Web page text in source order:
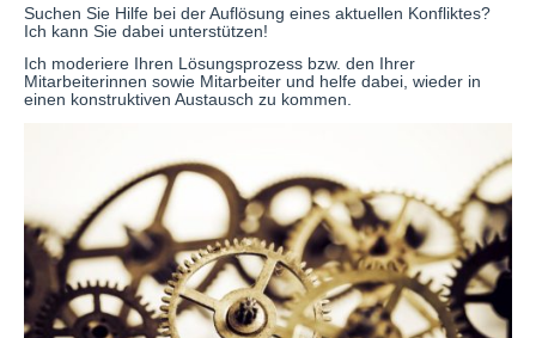
Suchen Sie Hilfe bei der Auflösung eines aktuellen Konfliktes?
Ich kann Sie dabei unterstützen!
Ich moderiere Ihren Lösungsprozess bzw. den Ihrer
Mitarbeiterinnen sowie Mitarbeiter und helfe dabei, wieder in
einen konstruktiven Austausch zu kommen.